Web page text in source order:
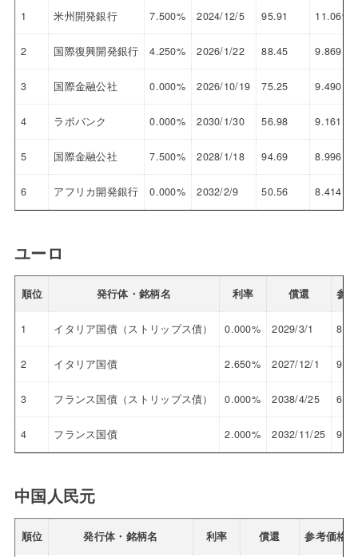
1 米州開発銀行 7.500% 2024/12/5 95.91 11.069
2 国際復興開発銀行 4.250% 2026/1/22 88.45 9.869
3 国際金融公社 0.000% 2026/10/19 75.25 9.490
4 ラボバンク 0.000% 2030/1/30 56.98 9.161
5 国際金融公社 7.500% 2028/1/18 94.69 8.996
6 アフリカ開発銀行 0.000% 2032/2/9 50.56 8.414
ユーロ
順位 発行体・銘柄名 利率 償還 参
1 イタリア国債（ストリップス債） 0.000% 2029/3/1
2 イタリア国債 2.650% 2027/12/1
3 フランス国債（ストリップス債） 0.000% 2038/4/25
4 フランス国債 2.000% 2032/11/25
中国人民元
順位 発行体・銘柄名 利率 償還 参考価格